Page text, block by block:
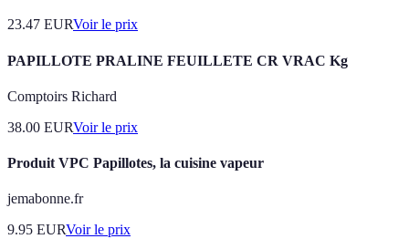
23.47 EURVoir le prix
PAPILLOTE PRALINE FEUILLETE CR VRAC Kg
Comptoirs Richard
38.00 EURVoir le prix
Produit VPC Papillotes, la cuisine vapeur
jemabonne.fr
9.95 EURVoir le prix